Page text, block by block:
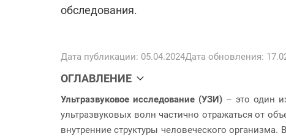
обследования.
Дата публикации: 05.04.2024Дата обновления:
ОГЛАВЛЕНИЕ
Ультразвуковое исследование (УЗИ)– это один
ультразвуковых волн частично отражаться от
внутренние структуры человеческого